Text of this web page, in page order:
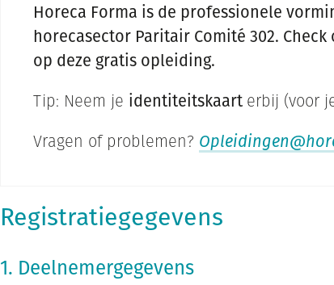
Horeca Forma is de professionele
horecasector Paritair Comité 302.
op deze gratis opleiding.
Tip: Neem je identiteitskaart erbij (voor
Vragen of problemen?
Registratiegegevens
1. Deelnemergegevens